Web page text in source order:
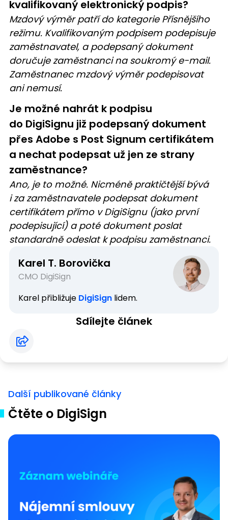
kvalifikovaný elektronický podpis?
Mzdový výměr patří do kategorie Přísnějšího
režimu. Kvalifikovaným podpisem podepisuje
zaměstnavatel, a podepsaný dokument
doručuje zaměstnanci na soukromý e-mail.
Zaměstnanec mzdový výměr podepisovat
ani nemusí.
Je možné nahrát k podpisu
do DigiSignu již podepsaný dokument
přes Adobe s Post Signum certifikátem
a nechat podepsat už jen ze strany
zaměstnance?
Ano, je to možné. Nicméně praktičtější bývá
i za zaměstnavatele podepsat dokument
certifikátem přímo v DigiSignu (jako první
podepisující) a poté dokument poslat
standardně odeslat k podpisu zaměstnanci.
Karel T. Borovička
CMO DigiSign
Karel přibližuje DigiSign lidem.
Sdílejte článek
Další publikované články
Čtěte o DigiSign